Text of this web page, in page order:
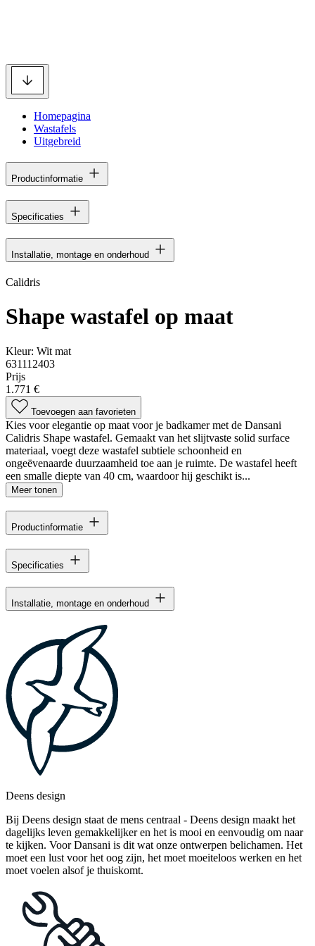
Homepagina
Wastafels
Uitgebreid
Productinformatie
Specificaties
Installatie, montage en onderhoud
Calidris
Shape wastafel op maat
Kleur: Wit mat
631112403
Prijs
1.771 €
Toevoegen aan favorieten
Kies voor elegantie op maat voor je badkamer met de Dansani
Calidris Shape wastafel. Gemaakt van het slijtvaste solid surface
materiaal, voegt deze wastafel subtiele schoonheid en
ongeëvenaarde duurzaamheid toe aan je ruimte. De wastafel heeft
een smalle diepte van 40 cm, waardoor hij geschikt is...
Meer tonen
Productinformatie
Specificaties
Installatie, montage en onderhoud
Deens design
Bij Deens design staat de mens centraal - Deens design maakt het
dagelijks leven gemakkelijker en het is mooi en eenvoudig om naar
te kijken. Voor Dansani is dit wat onze ontwerpen belichamen. Het
moet een lust voor het oog zijn, het moet moeiteloos werken en het
moet voelen alsof je thuiskomt.